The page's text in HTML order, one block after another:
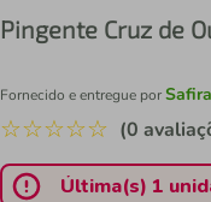
Pingente Cruz de
Fornecido e entregue porSafira
☆☆☆☆☆ (0
Última(s) 1